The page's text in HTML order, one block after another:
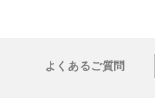
よくあるご質問